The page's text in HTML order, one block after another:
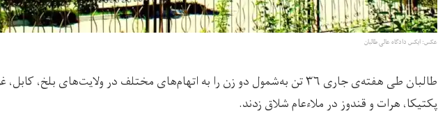
عکس: ایکس دادگاه عالی طالبان
طالبان طی هفته‌ی جاری ۳۶ تن به‌شمول دو زن را به اتهام‌های مختلف در ولایت‌های بلخ،
پکتیکا، هرات و قندوز در ملاءعام شلاق زدند.